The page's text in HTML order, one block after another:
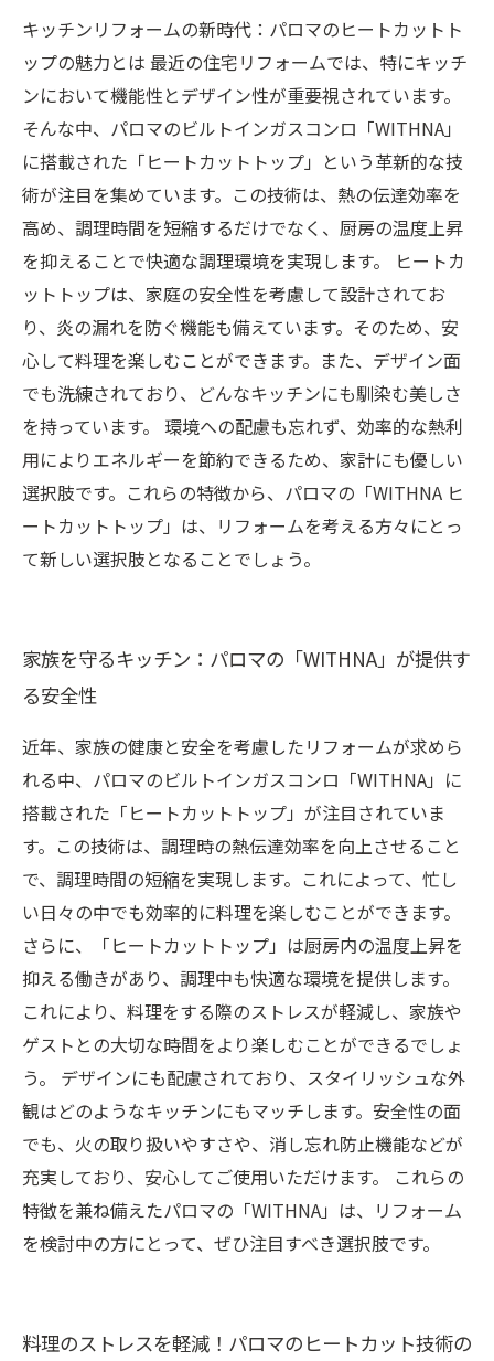
ガスコンロの特長
環境に優しいリフォーム：パロマが追求する持
続可能な未来
あなたのキッチンを変える！リフォーム成功の
秘訣とまとめ
キッチンリフォームの新時代：パロマのヒートカットト
ップの魅力とは 最近の住宅リフォームでは、特にキッチ
ンにおいて機能性とデザイン性が重要視されています。
そんな中、パロマのビルトインガスコンロ「WITHNA」
に搭載された「ヒートカットトップ」という革新的な技
術が注目を集めています。この技術は、熱の伝達効率を
高め、調理時間を短縮するだけでなく、厨房の温度上昇
を抑えることで快適な調理環境を実現します。 ヒートカ
ットトップは、家庭の安全性を考慮して設計されてお
り、炎の漏れを防ぐ機能も備えています。そのため、安
心して料理を楽しむことができます。また、デザイン面
でも洗練されており、どんなキッチンにも馴染む美しさ
を持っています。 環境への配慮も忘れず、効率的な熱利
用によりエネルギーを節約できるため、家計にも優しい
選択肢です。これらの特徴から、パロマの「WITHNA ヒ
ートカットトップ」は、リフォームを考える方々にとっ
て新しい選択肢となることでしょう。
家族を守るキッチン：パロマの「WITHNA」が提供す
る安全性
近年、家族の健康と安全を考慮したリフォームが求めら
れる中、パロマのビルトインガスコンロ「WITHNA」に
搭載された「ヒートカットトップ」が注目されていま
す。この技術は、調理時の熱伝達効率を向上させること
で、調理時間の短縮を実現します。これによって、忙し
い日々の中でも効率的に料理を楽しむことができます。
さらに、「ヒートカットトップ」は厨房内の温度上昇を
抑える働きがあり、調理中も快適な環境を提供します。
これにより、料理をする際のストレスが軽減し、家族や
ゲストとの大切な時間をより楽しむことができるでしょ
う。 デザインにも配慮されており、スタイリッシュな外
観はどのようなキッチンにもマッチします。安全性の面
でも、火の取り扱いやすさや、消し忘れ防止機能などが
充実しており、安心してご使用いただけます。 これらの
特徴を兼ね備えたパロマの「WITHNA」は、リフォーム
を検討中の方にとって、ぜひ注目すべき選択肢です。
料理のストレスを軽減！パロマのヒートカット技術の